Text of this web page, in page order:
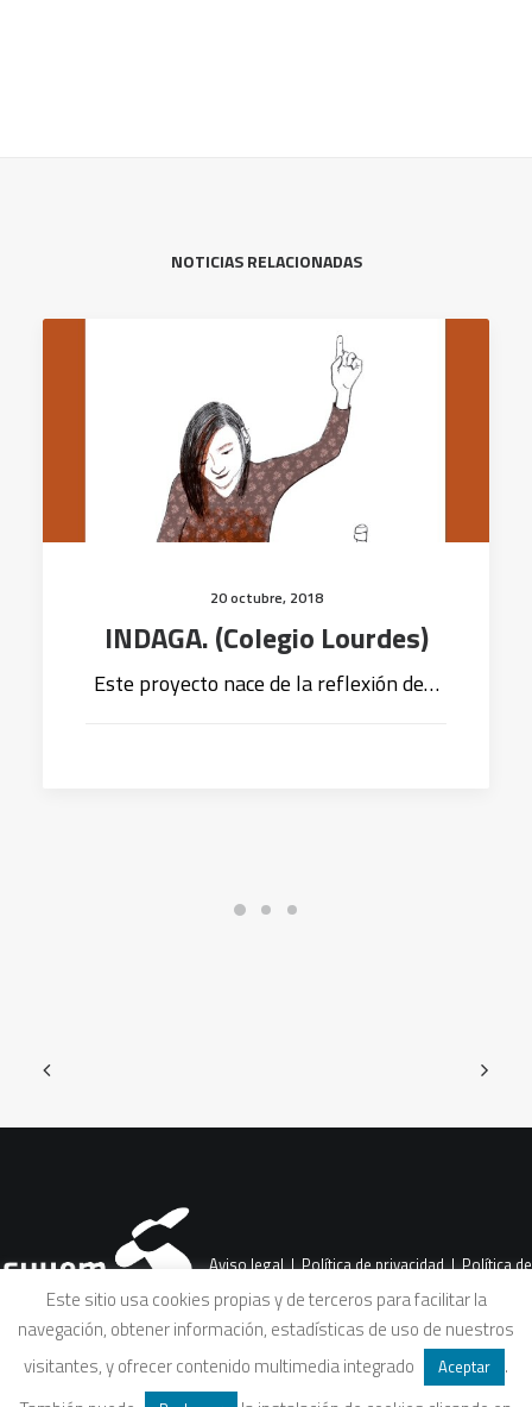
NOTICIAS RELACIONADAS
20 octubre, 2018
INDAGA. (Colegio Lourdes)
Este proyecto nace de la reflexión de…
Aviso legal|Política de privacidad|Política de
Este sitio usa cookies propias y de terceros para facilitar la
navegación, obtener información, estadísticas de uso de nuestros
visitantes, y ofrecer contenido multimedia integrado
Aceptar
.